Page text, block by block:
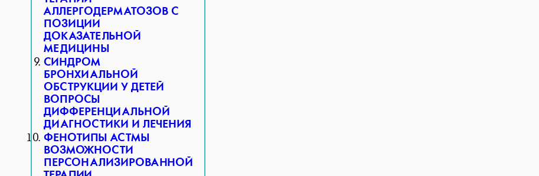
АЛЛЕРГОДЕРМАТОЗОВ С
ПОЗИЦИИ
ДОКАЗАТЕЛЬНОЙ
МЕДИЦИНЫ
СИНДРОМ
БРОНХИАЛЬНОЙ
ОБСТРУКЦИИ У ДЕТЕЙ
ВОПРОСЫ
ДИФФЕРЕНЦИАЛЬНОЙ
ДИАГНОСТИКИ И ЛЕЧЕНИЯ
ФЕНОТИПЫ АСТМЫ
ВОЗМОЖНОСТИ
ПЕРСОНАЛИЗИРОВАННОЙ